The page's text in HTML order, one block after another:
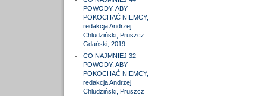
POWODY, ABY
POKOCHAĆ NIEMCY,
redakcja Andrzej
Chludziński, Pruszcz
Gdański, 2019
CO NAJMNIEJ 32
POWODY, ABY
POKOCHAĆ NIEMCY,
redakcja Andrzej
Chludziński, Pruszcz